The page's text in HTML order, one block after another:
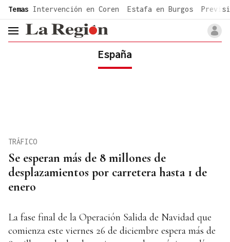
common.go-to-content
Temas Intervención en Coren Estafa en Burgos
header.menu.open
España
Se esperan más de 8 millones de
desplazamientos por carretera hasta 1 de
enero
TRÁFICO
La fase final de la Operación Salida de Navidad que
comienza este viernes 26 de diciembre espera más de